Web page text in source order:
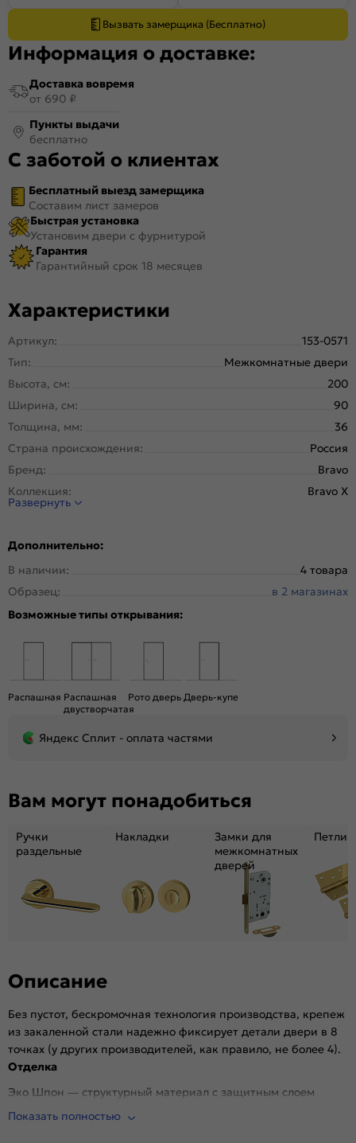
Вызвать замерщика (Бесплатно)
Информация о доставке:
Доставка вовремя
от 690 ₽
Пункты выдачи
бесплатно
С заботой о клиентах
Бесплатный выезд замерщика
Составим лист замеров
Быстрая установка
Установим двери с фурнитурой
Гарантия
Гарантийный срок 18 месяцев
Характеристики
Артикул:
153-0571
Тип:
Межкомнатные двери
Высота, см:
200
Ширина, см:
90
Толщина, мм:
36
Страна происхождения:
Россия
Бренд:
Bravo
Коллекция:
Bravo X
Стиль:
Система открывания:
Конструкция двери:
Царговая
Цвет:
Nordic Oak
Общий цвет:
Стекло:
Поверхность:
Структурный материал с защитным лаком.
Уровень шумоизоляции:
Средний ( 26-31 дБ)
Материал:
Композитный мебельный щит на основе
Развернуть
Дополнительно:
В наличии:
4 товара
Образец:
в 2 магазинах
Возможные типы открывания:
Распашная Распашная
двустворчатая
Рото дверь Дверь-купе
Яндекс Сплит - оплата частями
Вам могут понадобиться
Ручки
раздельные
Накладки
Замки для
межкомнатных
дверей
Петли
Описание
Без пустот, бескромочная технология производства, крепеж
из закаленной стали надежно фиксирует детали двери в 8
точках (у других производителей, как правило, не более 4).
Отделка
Эко Шпон — структурный материал с защитным слоем
Overlay, отличается высокой стойкостью к истиранию и
Показать полностью